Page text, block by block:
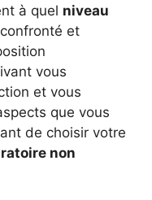
à quel niveau
et
vous
et vous
que vous
de choisir votre
non